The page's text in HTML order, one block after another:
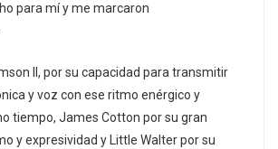
para mí y me marcaron
II, por su capacidad para transmitir
y voz con ese ritmo enérgico y
tiempo, James Cotton por su gran
y expresividad y Little Walter por su